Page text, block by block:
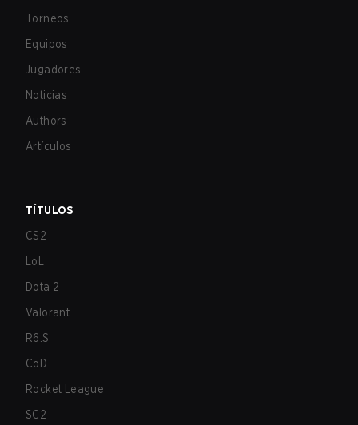
Torneos
Equipos
Jugadores
Noticias
Authors
Artículos
TÍTULOS
CS2
LoL
Dota 2
Valorant
R6:S
CoD
Rocket League
SC2